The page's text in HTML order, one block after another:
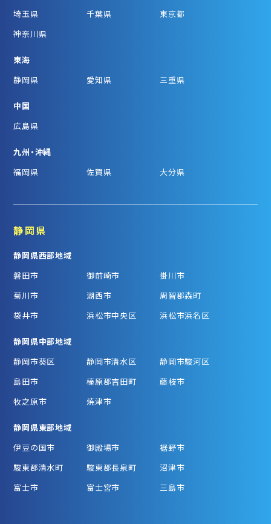
埼玉県
千葉県
東京都
神奈川県
東海
静岡県
愛知県 三重県
中国
広島県
九州・沖縄
福岡県
佐賀県 大分県
静岡県
静岡県西部地域
磐田市
御前崎市
掛川市
菊川市
湖西市
周智郡森町
袋井市
浜松市中央区 浜松市浜名区
静岡県中部地域
静岡市葵区
静岡市清水区
静岡市駿河区
島田市
榛原郡吉田町
藤枝市
牧之原市
焼津市
静岡県東部地域
伊豆の国市
御殿場市
裾野市
駿東郡清水町
駿東郡長泉町
沼津市
富士市
富士宮市 三島市